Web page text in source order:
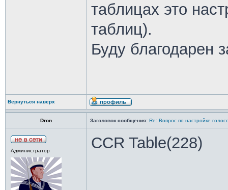
таблицах это
таблиц).
Буду благодарен
Вернуться наверх
Dron Заголовок сообщения: Re: Вопрос по настройке
Администратор CCR Table(228)